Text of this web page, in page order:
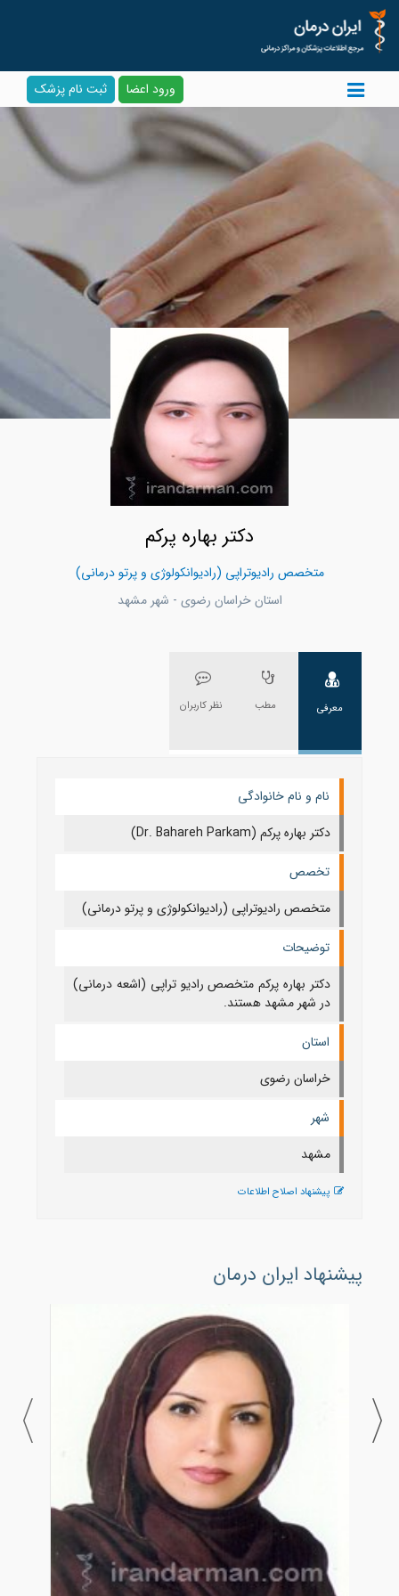
ورود اعضا ثبت نام پزشک
دکتر بهاره پرکم
متخصص رادیوتراپی (رادیوانکولوژی و پرتو درمانی)
استان خراسان رضوی - شهر مشهد
معرفی مطب نظر کاربران
نام و نام خانوادگی
دکتر بهاره پرکم (Dr. Bahareh Parkam)
تخصص
متخصص رادیوتراپی (رادیوانکولوژی و پرتو درمانی)
توضیحات
دکتر بهاره پرکم متخصص رادیو تراپی (اشعه درمانی)
در شهر مشهد هستند.
استان
خراسان رضوی
شهر
مشهد
پیشنهاد اصلاح اطلاعات
پیشنهاد ایران درمان